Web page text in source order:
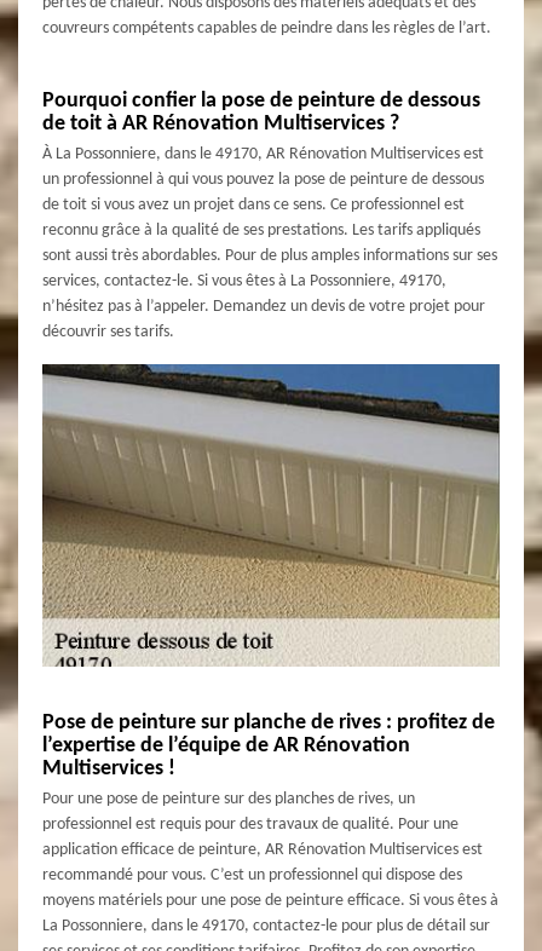
couvreurs compétents capables de peindre dans les règles de l’art.
Pourquoi confier la pose de peinture de dessous
de toit à AR Rénovation Multiservices ?
À La Possonniere, dans le 49170, AR Rénovation Multiservices est
un professionnel à qui vous pouvez la pose de peinture de dessous
de toit si vous avez un projet dans ce sens. Ce professionnel est
reconnu grâce à la qualité de ses prestations. Les tarifs appliqués
sont aussi très abordables. Pour de plus amples informations sur ses
services, contactez-le. Si vous êtes à La Possonniere, 49170,
n’hésitez pas à l’appeler. Demandez un devis de votre projet pour
découvrir ses tarifs.
Pose de peinture sur planche de rives : profitez de
l’expertise de l’équipe de AR Rénovation
Multiservices !
Pour une pose de peinture sur des planches de rives, un
professionnel est requis pour des travaux de qualité. Pour une
application efficace de peinture, AR Rénovation Multiservices est
recommandé pour vous. C’est un professionnel qui dispose des
moyens matériels pour une pose de peinture efficace. Si vous êtes à
La Possonniere, dans le 49170, contactez-le pour plus de détail sur